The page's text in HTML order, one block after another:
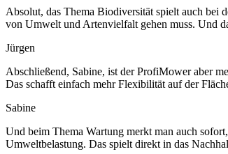
Absolut, das Thema Biodiversität spielt auch bei
von Umwelt und Artenvielfalt gehen muss. Und
Jürgen
Abschließend, Sabine, ist der ProfiMower aber
Das schafft einfach mehr Flexibilität auf der
Sabine
Und beim Thema Wartung merkt man auch
Umweltbelastung. Das spielt direkt in das